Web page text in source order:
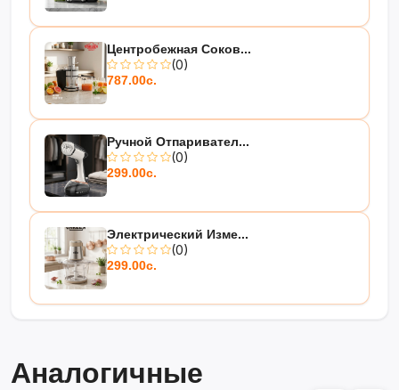
Центробежная Соков...
(0)
787.00с.
Ручной Отпаривател...
(0)
299.00с.
Электрический Изме...
(0)
299.00с.
Аналогичные